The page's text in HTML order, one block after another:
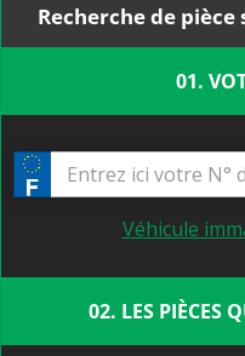
Recherche de pièce
01.
Véhicule
02. LES PIÈCES